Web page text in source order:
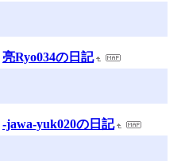
亮Ryo034の日記
-jawa-yuk020の日記